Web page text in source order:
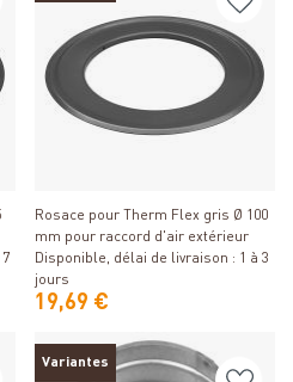
Rosace pour Therm Flex gris Ø 100
mm pour raccord d'air extérieur
Disponible, délai de livraison : 1 à 3
jours
19,69 €
Variantes